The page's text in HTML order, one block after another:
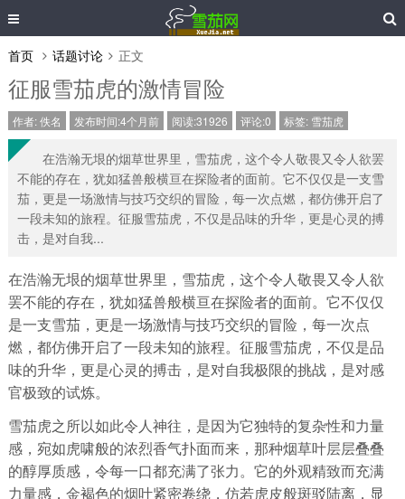
首页 话题讨论 正文
征服雪茄虎的激情冒险
作者:佚名 发布时间:4个月前 阅读:31926 评论:0 标签: 雪茄虎
在浩瀚无垠的烟草世界里，雪茄虎，这个令人敬畏又令人欲罢
不能的存在，犹如猛兽般横亘在探险者的面前。它不仅仅是一支雪
茄，更是一场激情与技巧交织的冒险，每一次点燃，都仿佛开启了
一段未知的旅程。征服雪茄虎，不仅是品味的升华，更是心灵的搏
击，是对自我...
在浩瀚无垠的烟草世界里，雪茄虎，这个令人敬畏又令人欲
罢不能的存在，犹如猛兽般横亘在探险者的面前。它不仅仅
是一支雪茄，更是一场激情与技巧交织的冒险，每一次点
燃，都仿佛开启了一段未知的旅程。征服雪茄虎，不仅是品
味的升华，更是心灵的搏击，是对自我极限的挑战，是对感
官极致的试炼。
雪茄虎之所以如此令人神往，是因为它独特的复杂性和力量
感，宛如虎啸般的浓烈香气扑面而来，那种烟草叶层层叠叠
的醇厚质感，令每一口都充满了张力。它的外观精致而充满
力量感，金褐色的烟叶紧密卷绕，仿若虎皮般斑驳陆离，显